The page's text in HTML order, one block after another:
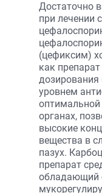
Достаточно
при лечении
(цефиксим)
как
дозирования
уровнем
органах,
высокие
вещества в
пазух.
препарат
обладающий